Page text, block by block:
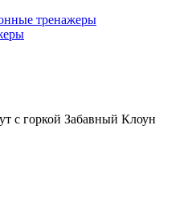
тренажеры
с горкой Забавный Клоун